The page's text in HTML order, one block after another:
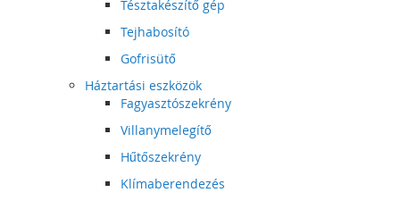
Tésztakészítő gép
Tejhabosító
Gofrisütő
Háztartási eszközök
Fagyasztószekrény
Villanymelegítő
Hűtőszekrény
Klímaberendezés